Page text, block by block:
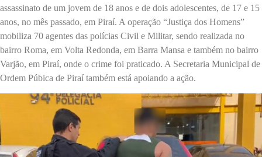
assassinato de um jovem de 18 anos e de dois adolescentes, de 17 e 15
anos, no mês passado, em Piraí. A operação “Justiça dos Homens”
mobiliza 70 agentes das polícias Civil e Militar, sendo realizada no
bairro Roma, em Volta Redonda, em Barra Mansa e também no bairro
Varjão, em Piraí, onde o crime foi praticado. A Secretaria Municipal de
Ordem Púbica de Piraí também está apoiando a ação.